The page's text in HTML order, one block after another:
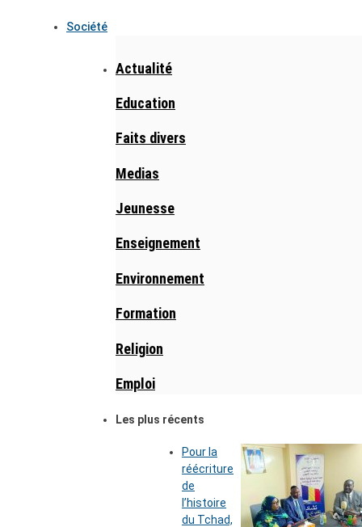
Société
Actualité
Education
Faits divers
Medias
Jeunesse
Enseignement
Environnement
Formation
Religion
Emploi
Les plus récents
Pour la
réécriture
de
l’histoire
du Tchad,